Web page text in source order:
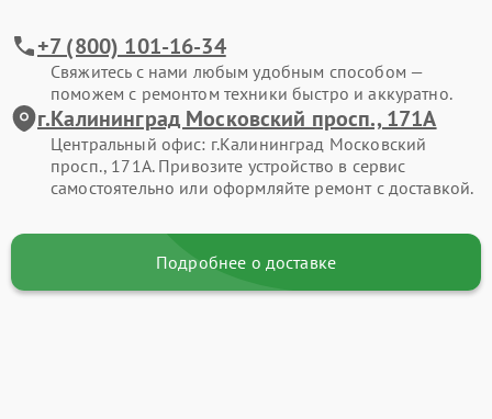
+7 (800) 101-16-34
Свяжитесь с нами любым удобным способом —
поможем с ремонтом техники быстро и аккуратно.
г.Калининград Московский просп., 171А
Центральный офис: г.Калининград Московский
просп., 171А. Привозите устройство в сервис
самостоятельно или оформляйте ремонт с доставкой.
Подробнее о доставке